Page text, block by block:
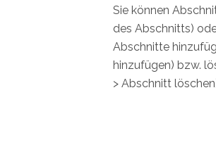
Sie können
des Abschnitts)
Abschnitte
hinzufügen) bzw.
> Abschnitt